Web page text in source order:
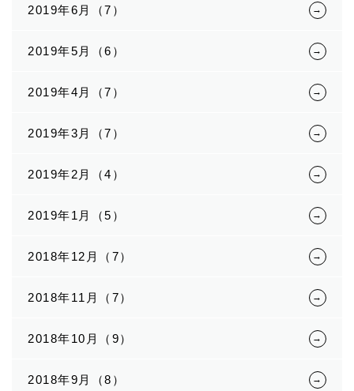
2019年6月（7）
2019年5月（6）
2019年4月（7）
2019年3月（7）
2019年2月（4）
2019年1月（5）
2018年12月（7）
2018年11月（7）
2018年10月（9）
2018年9月（8）